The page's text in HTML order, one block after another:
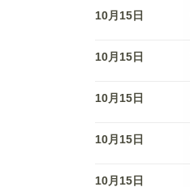
10月15日
10月15日
10月15日
10月15日
10月15日